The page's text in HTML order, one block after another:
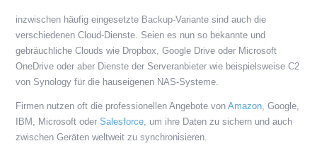
inzwischen häufig eingesetzte Backup-Variante sind auch die
verschiedenen Cloud-Dienste. Seien es nun so bekannte und
gebräuchliche Clouds wie Dropbox, Google Drive oder Microsoft
OneDrive oder aber Dienste der Serveranbieter wie beispielsweise C2
von Synology für die hauseigenen NAS-Systeme.
Firmen nutzen oft die professionellen Angebote vonAmazon , Google,
IBM, Microsoft oderSalesforce , um ihre Daten zu sichern und auch
zwischen Geräten weltweit zu synchronisieren.